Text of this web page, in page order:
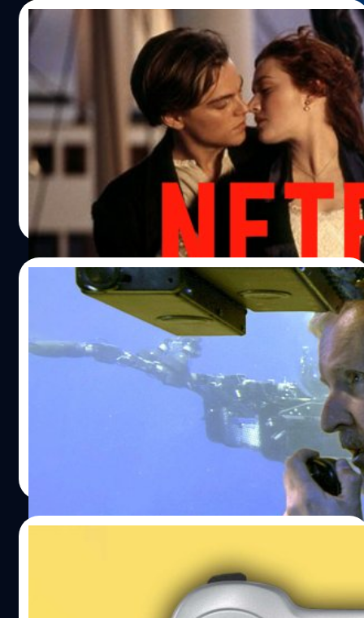
27/06/2023
Netflix เอา Titanic กลับมาสตรีมมิง ก.ค. นี้
ท่ามกลางโลกโซเชียลที่โจมตีว่าฉกฉวยโอกาส
จากโศกนาฏกรรม
Netflix มีกำหนดนำ Titanic กลับมาลงจออีกครั้งในวันที่ 1
กรกฏาคมนี้ รับกระแสที่ภาพยนตร์ Titanic กลับมาเป็นที่สนใจ
อีกครั้งในระดับนานาชาติ สืบเนื่องจากเหตุเรือดำน้ำไททัน
ระเบิด ขณะดำลงไปเยี่ยมชมซากเรือไททานิค เป็นผลให้ผู้
โดยสารทั้งห้าเสียชีวิตทันที
สุชยา เกษจำรัส| 1139 days ago
23/06/2023
James Cameron ชี้ โศกนาฏกรรมเรือดำน้ำไท
ทัน คล้ายเหตุ Titanic ล่มเพราะละเลยความ
ปลอดภัย
เจมส์ คาเมรอน (James Cameron) ชี้ โศกนาฏกรรมเรือดำน้ำ
ไททัน คล้ายกับเหตุเรือ Titanic ล่ม เป็นเพราะกัปตันละเลย
ชาวเกรียนปั่นรีวิวหน้าร้านค้าจอย Logitech
หลังเกิดเหตุเรือดำน้ำไททัน